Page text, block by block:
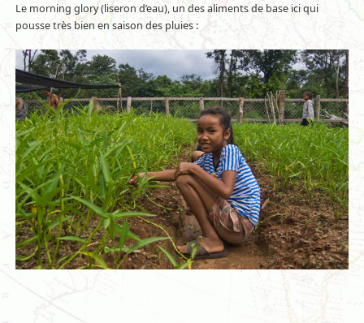
Le morning glory (liseron d’eau), un des aliments de base ici qui
pousse très bien en saison des pluies :